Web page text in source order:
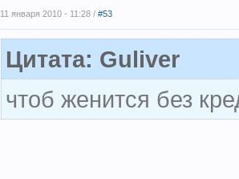
11 января 2010 - 11:28 / #53
Цитата: Guliver
чтоб женится без